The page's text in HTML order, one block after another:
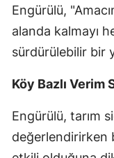
Engürülü,
alanda kalmayı
sürdürülebilir bir
Köy Bazlı Verim
Engürülü, tarım
değerlendirirken